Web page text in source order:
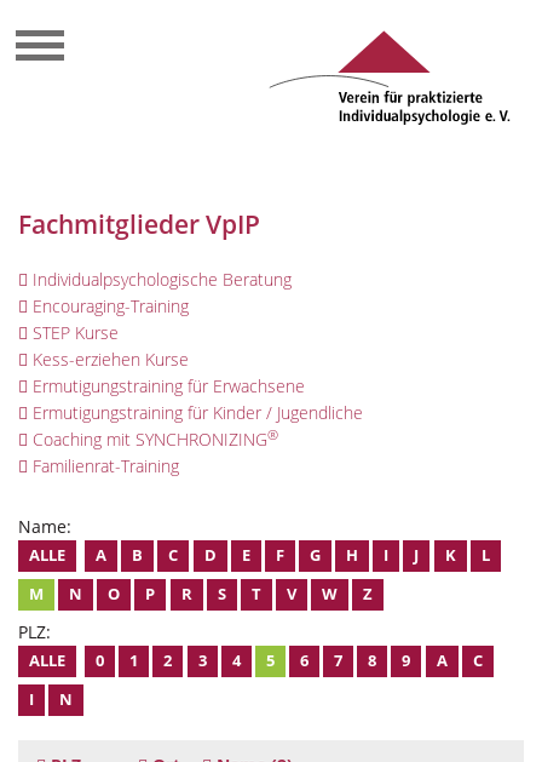
Fachmitglieder VpIP
Individualpsychologische Beratung
Encouraging-Training
STEP Kurse
Kess-erziehen Kurse
Ermutigungstraining für Erwachsene
Ermutigungstraining für Kinder / Jugendliche
Coaching mit SYNCHRONIZING®
Familienrat-Training
Name:
ALLE A B C D E F G H I J K
L
M
N O P R S T V W Z
PLZ:
ALLE 0 1 2 3 4 5 6 7 8 9 A
C
I
N